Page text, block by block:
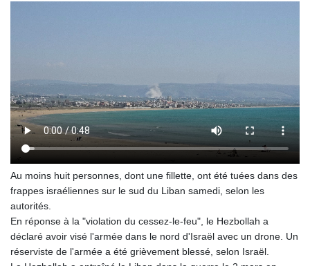
PAB 1.154903
PEN 3.9114
PGK 5.111391
PHP 70.137026
PKR 321.001615
PYG
6887.534304
RON 5.246245
RSD 117.344628
RUB 93.568896
Au moins huit personnes, dont une fillette, ont été tuées dans des
frappes israéliennes sur le sud du Liban samedi, selon les
autorités.
En réponse à la "violation du cessez-le-feu", le Hezbollah a
déclaré avoir visé l'armée dans le nord d'Israël avec un drone. Un
réserviste de l'armée a été grièvement blessé, selon Israël.